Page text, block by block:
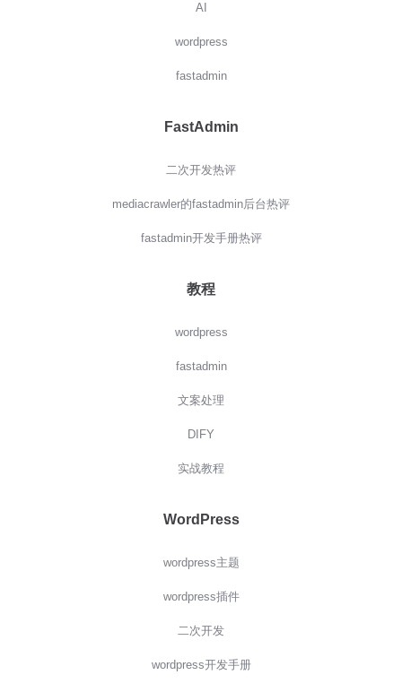
AI
wordpress
fastadmin
FastAdmin
二次开发热评
mediacrawler的fastadmin后台热评
fastadmin开发手册热评
教程
wordpress
fastadmin
文案处理
DIFY
实战教程
WordPress
wordpress主题
wordpress插件
二次开发
wordpress开发手册